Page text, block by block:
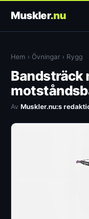
Muskler.nu
Hem › Övningar › Rygg
Bandsträck
AvMuskler.nu:s